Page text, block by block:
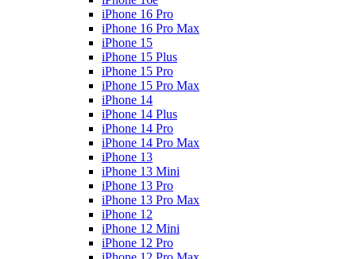
iPhone 16 Pro
iPhone 16 Pro Max
iPhone 15
iPhone 15 Plus
iPhone 15 Pro
iPhone 15 Pro Max
iPhone 14
iPhone 14 Plus
iPhone 14 Pro
iPhone 14 Pro Max
iPhone 13
iPhone 13 Mini
iPhone 13 Pro
iPhone 13 Pro Max
iPhone 12
iPhone 12 Mini
iPhone 12 Pro